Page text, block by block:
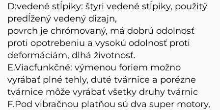
D:vedené stĺpiky: štyri vedené stĺpiky, použitý
predĺžený vedený dizajn,
povrch je chrómovaný, má dobrú odolnosť
proti opotrebeniu a vysokú odolnosť proti
deformáciám, dlhá životnosť.
E.Viacfunkčné: výmenou foriem možno
vyrábať plné tehly, duté tvárnice a porézne
tvárnice môže vyrábať všetky druhy tvárnic
F.Pod vibračnou platňou sú dva super motory,